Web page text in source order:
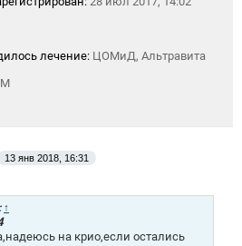
лечение: ЦОМиД, Альтравита
13 янв 2018, 16:31
↑
на крио,если остались